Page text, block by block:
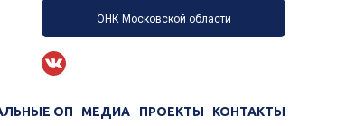
ОНК Московской области
ОП МЕДИА ПРОЕКТЫ КОНТАКТЫ